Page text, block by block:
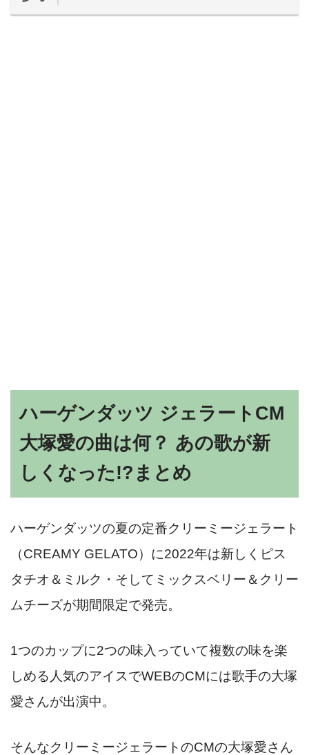
ハーゲンダッツ ジェラートCM
大塚愛の曲は何？ あの歌が新
しくなった!?まとめ
ハーゲンダッツの夏の定番クリーミージェラート
（CREAMY GELATO）に2022年は新しくピス
タチオ＆ミルク・そしてミックスベリー＆クリー
ムチーズが期間限定で発売。
1つのカップに2つの味入っていて複数の味を楽
しめる人気のアイスでWEBのCMには歌手の大塚
愛さんが出演中。
そんなクリーミージェラートのCMの大塚愛さん